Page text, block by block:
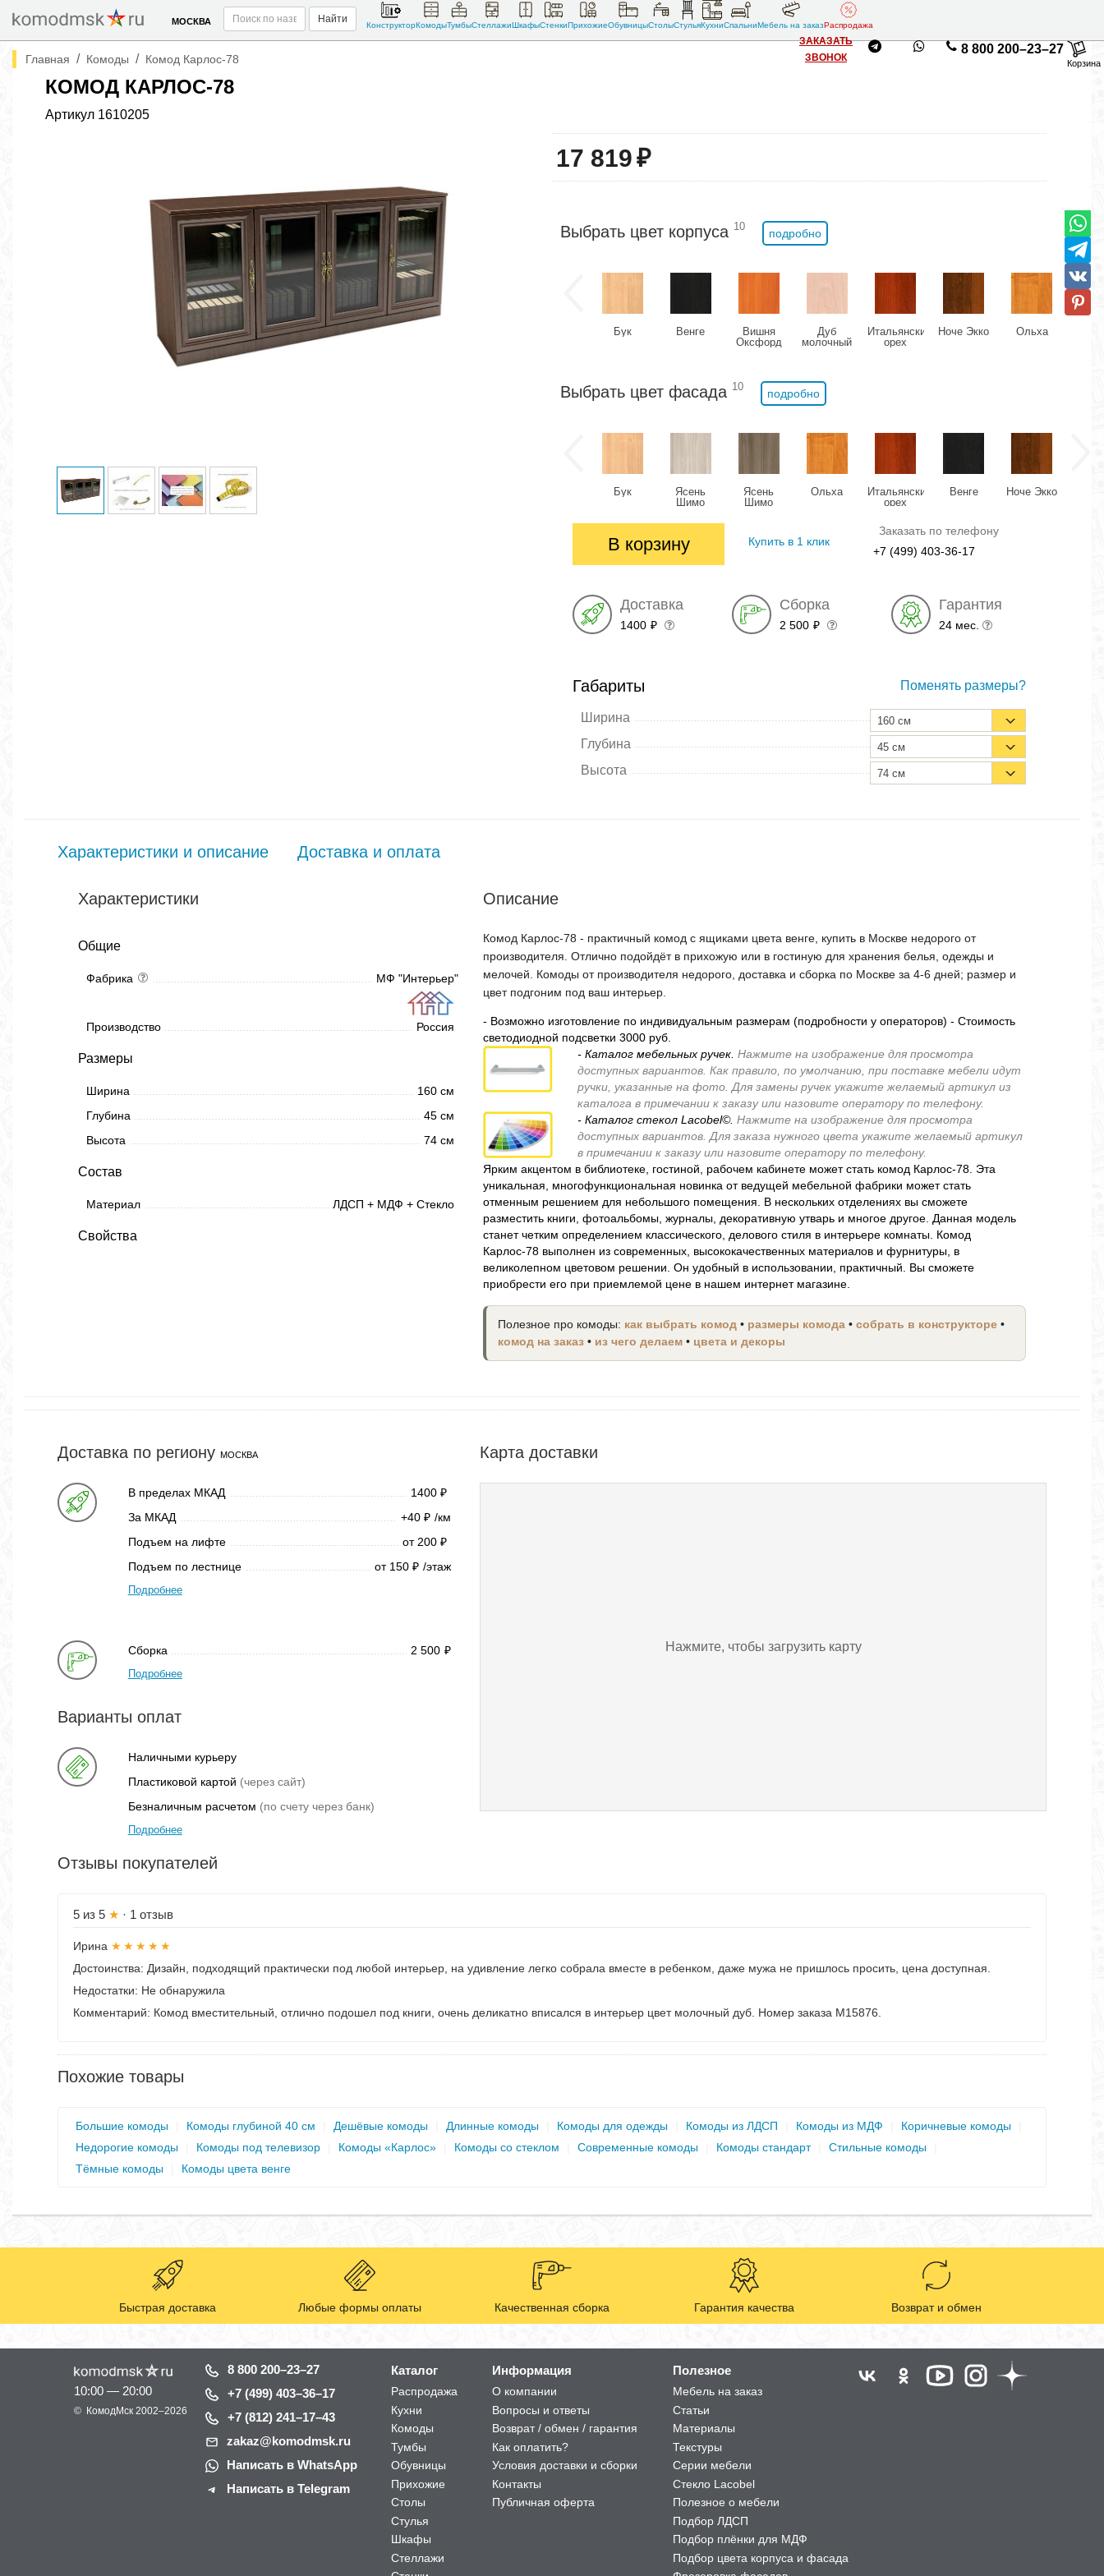
МОСКВА Найти
КонструкторКомодыТумбыСтеллажиШкафыСтенкиПрихожиеОбувницыСтолыСтульяКухниСпальниМебель на заказРаспродажа
ЗАКАЗАТЬ
ЗВОНОК
8 800 200–23–27
Корзина
Главная / Комоды / Комод Карлос-78
КОМОД КАРЛОС-78
Артикул 1610205
17 819₽
Выбрать цвет корпуса 10
подробно
Бук Венге
Вишня
Оксфорд
Дуб
молочный
Итальянский
орех
Ноче Экко Ольха
Выбрать цвет фасада 10
подробно
Бук
Ясень
Шимо
Ясень
Шимо
Ольха
Итальянский
орех
Венге Ноче Экко
В корзину Купить в 1 клик
Заказать по телефону
+7 (499) 403-36-17
Доставка
1400 ₽
Сборка
2 500 ₽
Гарантия
24 мес.
Габариты Поменять размеры?
Ширина 160 см
Глубина 45 см
Высота 74 см
Характеристики и описание Доставка и оплата
Характеристики
Общие
Фабрика МФ "Интерьер"
Производство Россия
Размеры
Ширина
160 см
Глубина
45 см
Высота
74 см
Состав
Материал ЛДСП + МДФ + Стекло
Свойства
Описание
Комод Карлос-78 - практичный комод с ящиками цвета венге, купить в Москве недорого от
производителя. Отлично подойдёт в прихожую или в гостиную для хранения белья, одежды и
мелочей. Комоды от производителя недорого, доставка и сборка по Москве за 4-6 дней; размер и
цвет подгоним под ваш интерьер.
- Возможно изготовление по индивидуальным размерам (подробности у операторов) - Стоимость
светодиодной подсветки 3000 руб.
- Каталог мебельных ручек.Нажмите на изображение для просмотра
доступных вариантов. Как правило, по умолчанию, при поставке мебели идут
ручки, указанные на фото. Для замены ручек укажите желаемый артикул из
каталога в примечании к заказу или назовите оператору по телефону.
- Каталог стекол Lacobel©.Нажмите на изображение для просмотра
доступных вариантов. Для заказа нужного цвета укажите желаемый артикул
в примечании к заказу или назовите оператору по телефону.
Ярким акцентом в библиотеке, гостиной, рабочем кабинете может стать комод Карлос-78. Эта
уникальная, многофункциональная новинка от ведущей мебельной фабрики может стать
отменным решением для небольшого помещения. В нескольких отделениях вы сможете
разместить книги, фотоальбомы, журналы, декоративную утварь и многое другое. Данная модель
станет четким определением классического, делового стиля в интерьере комнаты. Комод
Карлос-78 выполнен из современных, высококачественных материалов и фурнитуры, в
великолепном цветовом решении. Он удобный в использовании, практичный. Вы сможете
приобрести его при приемлемой цене в нашем интернет магазине.
Полезное про комоды: как выбрать комод • размеры комода •собрать в конструкторе •
комод на заказ • из чего делаем • цвета и декоры
Доставка по региону МОСКВА
В пределах МКАД 1400 ₽
За МКАД +40 ₽ /км
Подъем на лифте
от 200 ₽
Подъем по лестнице от 150 ₽ /этаж
Подробнее
Сборка 2 500 ₽
Подробнее
Варианты оплат
Наличными курьеру
Пластиковой картой (через сайт)
Безналичным расчетом (по счету через банк)
Подробнее
Карта доставки
Нажмите, чтобы загрузить карту
Отзывы покупателей
5 из 5 ★ · 1 отзыв
Ирина ★★★★★
Достоинства: Дизайн, подходящий практически под любой интерьер, на удивление легко собрала вместе в ребенком, даже мужа не пришлось просить, цена доступная.
Недостатки: Не обнаружила
Комментарий: Комод вместительный, отлично подошел под книги, очень деликатно вписался в интерьер цвет молочный дуб. Номер заказа М15876.
Похожие товары
Большие комоды Комоды глубиной 40 см Дешёвые комоды Длинные комоды Комоды для одежды Комоды из ЛДСП Комоды из МДФ Коричневые комоды
Недорогие комоды
Комоды под телевизор Комоды «Карлос» Комоды со стеклом Современные комоды Комоды стандарт Стильные комоды
Тёмные комоды
Комоды цвета венге
Быстрая доставка Любые формы оплаты Качественная сборка Гарантия качества Возврат и обмен
10:00 — 20:00
© КомодМск 2002–2026
8 800 200–23–27
+7 (499) 403–36–17
+7 (812) 241–17–43
zakaz@komodmsk.ru
Написать в WhatsApp
Написать в Telegram
Каталог
Распродажа
Кухни
Комоды
Тумбы
Обувницы
Прихожие
Столы
Стулья
Шкафы
Стеллажи
Информация
О компании
Вопросы и ответы
Возврат / обмен / гарантия
Как оплатить?
Условия доставки и сборки
Контакты
Публичная оферта
Полезное
Мебель на заказ
Статьи
Материалы
Текстуры
Серии мебели
Стекло Lacobel
Полезное о мебели
Подбор ЛДСП
Подбор плёнки для МДФ
Подбор цвета корпуса и фасада